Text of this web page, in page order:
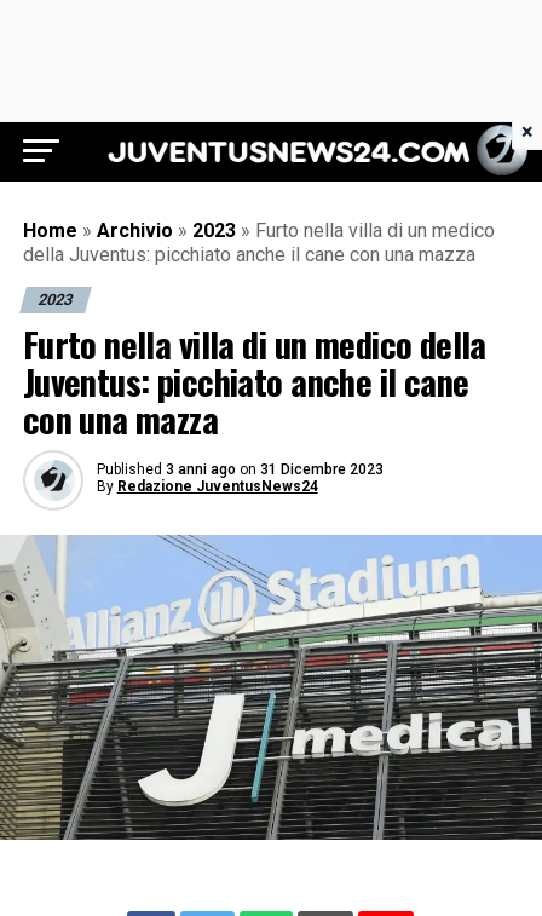
Juventus News 24
Home » Archivio » 2023 » Furto nella villa di un medico
della Juventus: picchiato anche il cane con una mazza
2023
Furto nella villa di un medico della
Juventus: picchiato anche il cane
con una mazza
Published 3 anni ago on 31 Dicembre 2023
By Redazione JuventusNews24
×